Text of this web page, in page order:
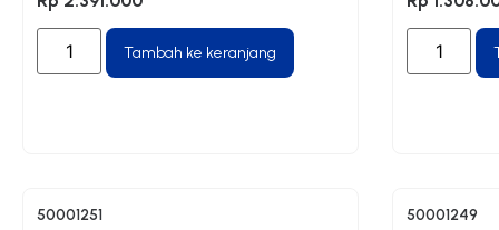
Tambah ke keranjang
50001251 50001249